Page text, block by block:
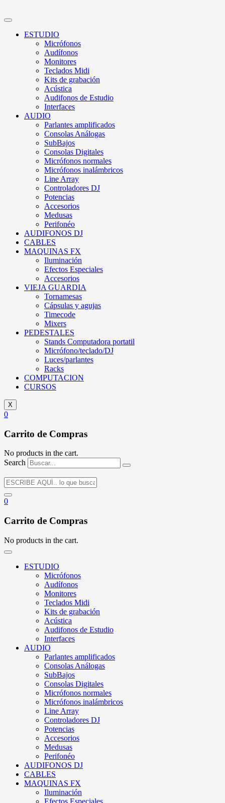
ESTUDIO
Micrófonos
Audífonos
Monitores
Teclados Midi
Kits de grabación
Acústica
Audifonos de Estudio
Interfaces
AUDIO
Parlantes amplificados
Consolas Análogas
SubBajos
Consolas Digitales
Micrófonos normales
Micrófonos inalámbricos
Line Array
Controladores DJ
Potencias
Accesorios
Medusas
Perifonéo
AUDIFONOS DJ
CABLES
MAQUINAS FX
Iluminación
Efectos Especiales
Accesorios
VIEJA GUARDIA
Tornamesas
Cápsulas y agujas
Timecode
Mixers
PEDESTALES
Stands Computadora portatil
Micrófono/teclado/DJ
Luces/parlantes
Racks
COMPUTACION
CURSOS
X
0
Carrito de Compras
No products in the cart.
Search
0
Carrito de Compras
No products in the cart.
ESTUDIO
Micrófonos
Audífonos
Monitores
Teclados Midi
Kits de grabación
Acústica
Audifonos de Estudio
Interfaces
AUDIO
Parlantes amplificados
Consolas Análogas
SubBajos
Consolas Digitales
Micrófonos normales
Micrófonos inalámbricos
Line Array
Controladores DJ
Potencias
Accesorios
Medusas
Perifonéo
AUDIFONOS DJ
CABLES
MAQUINAS FX
Iluminación
Efectos Especiales